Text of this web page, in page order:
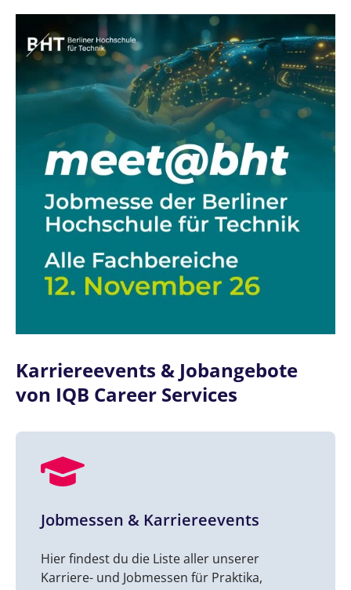
Karriereevents & Jobangebote
von IQB Career Services
Jobmessen & Karriereevents
Hier findest du die Liste aller unserer
Karriere- und Jobmessen für Praktika,